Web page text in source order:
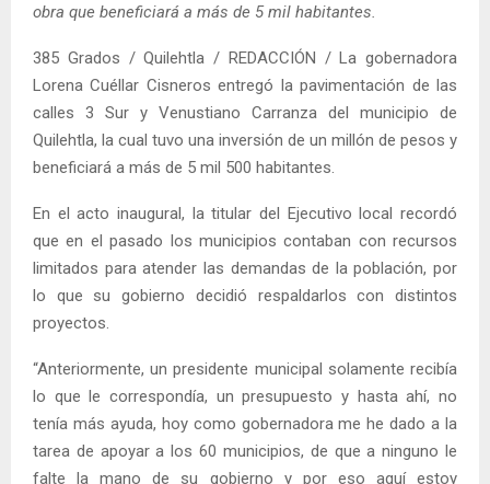
obra que beneficiará a más de 5 mil habitantes.
385 Grados / Quilehtla / REDACCIÓN / La gobernadora
Lorena Cuéllar Cisneros entregó la pavimentación de las
calles 3 Sur y Venustiano Carranza del municipio de
Quilehtla, la cual tuvo una inversión de un millón de pesos y
beneficiará a más de 5 mil 500 habitantes.
En el acto inaugural, la titular del Ejecutivo local recordó
que en el pasado los municipios contaban con recursos
limitados para atender las demandas de la población, por
lo que su gobierno decidió respaldarlos con distintos
proyectos.
“Anteriormente, un presidente municipal solamente recibía
lo que le correspondía, un presupuesto y hasta ahí, no
tenía más ayuda, hoy como gobernadora me he dado a la
tarea de apoyar a los 60 municipios, de que a ninguno le
falte la mano de su gobierno y por eso aquí estoy